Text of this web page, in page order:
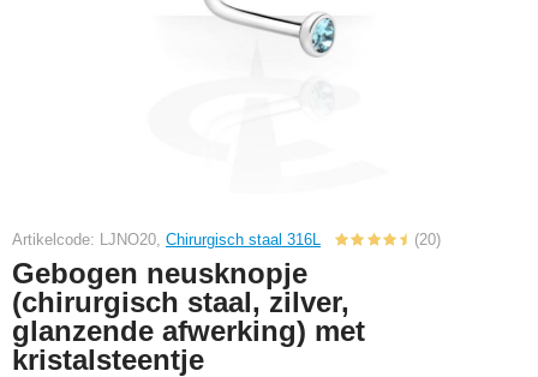
Artikelcode: LJNO20, Chirurgisch staal 316L (20)
Gebogen neusknopje
(chirurgisch staal, zilver,
glanzende afwerking) met
kristalsteentje